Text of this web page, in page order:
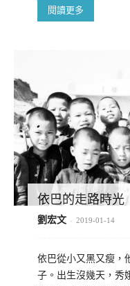
閱讀更多
依巴的走路時光
劉宏文 - 2019-01-14
依巴從小又黑又瘦，
子。出生沒幾天，秀